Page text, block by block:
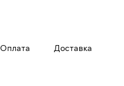
Оплата Доставка